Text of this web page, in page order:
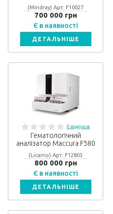
(Mindray) Арт: F10027
700 000 грн
Є в наявності
ДЕТАЛЬНІШЕ
0 відгуків
Гематологічний
аналізатор Maccura F580
(Licarno) Арт: F12803
800 000 грн
Є в наявності
ДЕТАЛЬНІШЕ